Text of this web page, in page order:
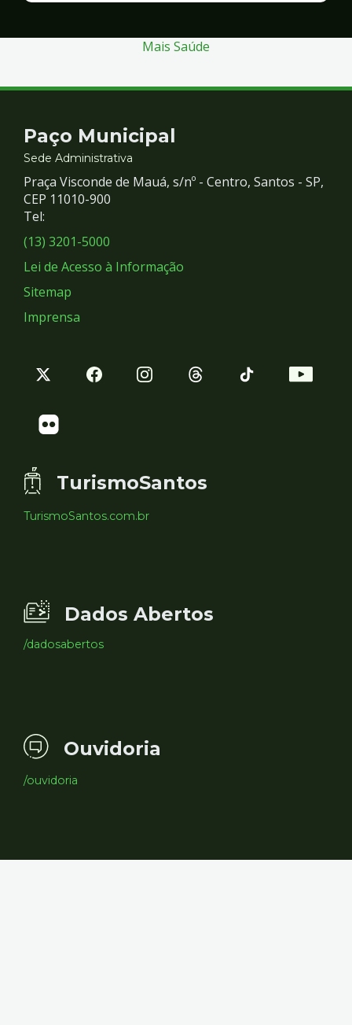
Segurança
Mais Saúde
Contato
e
Redes
Sociais
Paço Municipal
Sede Administrativa
Praça Visconde de Mauá, s/nº - Centro, Santos - SP,
CEP 11010-900
Tel:
(13) 3201-5000
Lei de Acesso à Informação
Sitemap
Imprensa
TurismoSantos
TurismoSantos.com.br
Dados Abertos
/dadosabertos
Ouvidoria
/ouvidoria